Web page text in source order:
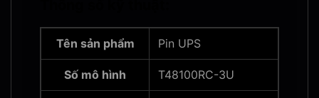
Tên sản phẩm Pin UPS
Số mô hình T48100RC-3U